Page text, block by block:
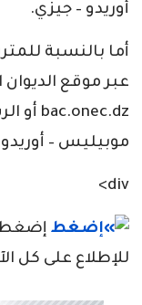
أوريدو – جيزي.
أما بالنسبة
عبر موقع
موبيليس –
div>
إضغط
للإطلاع على كل